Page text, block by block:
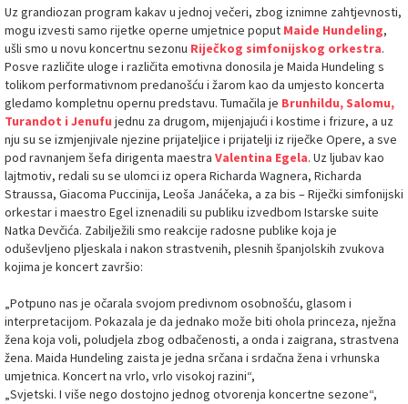
Uz grandiozan program kakav u jednoj večeri, zbog iznimne zahtjevnosti,
mogu izvesti samo rijetke operne umjetnice poput Maide Hundeling,
ušli smo u novu koncertnu sezonu Riječkog simfonijskog orkestra.
Posve različite uloge i različita emotivna donosila je Maida Hundeling s
tolikom performativnom predanošću i žarom kao da umjesto koncerta
gledamo kompletnu opernu predstavu. Tumačila je Brunhildu, Salomu,
Turandot i Jenufu jednu za drugom, mijenjajući i kostime i frizure, a uz
nju su se izmjenjivale njezine prijateljice i prijatelji iz riječke Opere, a sve
pod ravnanjem šefa dirigenta maestra Valentina Egela. Uz ljubav kao
lajtmotiv, redali su se ulomci iz opera Richarda Wagnera, Richarda
Straussa, Giacoma Puccinija, Leoša Janáčeka, a za bis – Riječki simfonijski
orkestar i maestro Egel iznenadili su publiku izvedbom Istarske suite
Natka Devčića. Zabilježili smo reakcije radosne publike koja je
oduševljeno pljeskala i nakon strastvenih, plesnih španjolskih zvukova
kojima je koncert završio:
„Potpuno nas je očarala svojom predivnom osobnošću, glasom i
interpretacijom. Pokazala je da jednako može biti ohola princeza, nježna
žena koja voli, poludjela zbog odbačenosti, a onda i zaigrana, strastvena
žena. Maida Hundeling zaista je jedna srčana i srdačna žena i vrhunska
umjetnica. Koncert na vrlo, vrlo visokoj razini“,
„Svjetski. I više nego dostojno jednog otvorenja koncertne sezone“,